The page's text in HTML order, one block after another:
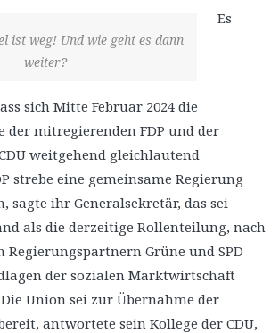
ist weg! Und wie geht es dann
weiter?
Es
sich Mitte Februar 2024 die
der mitregierenden FDP und der
weitgehend gleichlautend
strebe eine gemeinsame Regierung
sagte ihr Generalsekretär, das sei
als die derzeitige Rollenteilung, nach
Regierungspartnern Grüne und SPD
der sozialen Marktwirtschaft
Union sei zur Übernahme der
antwortete sein Kollege der CDU,